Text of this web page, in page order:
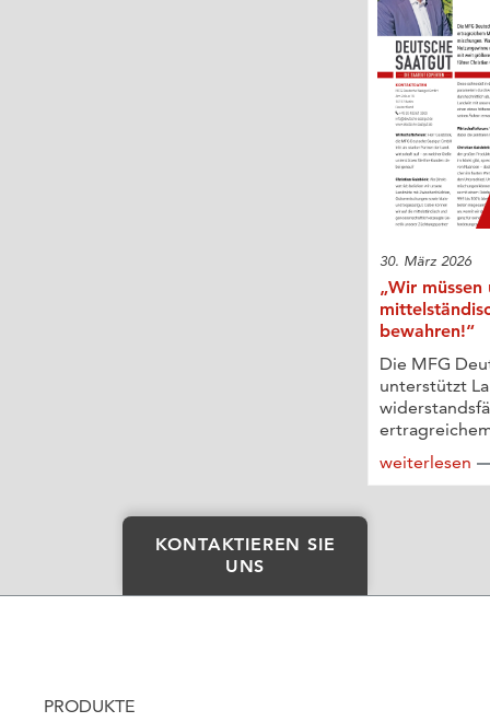
30. März 2026
„Wir müssen
bewahren!“
Die MFG
unterstützt
weiterlesen
KONTAKTIEREN SIE
UNS
PRODUKTE